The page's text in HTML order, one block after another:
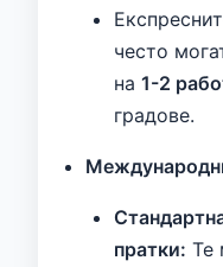
често
на 1-2
градове.
пратки: Те